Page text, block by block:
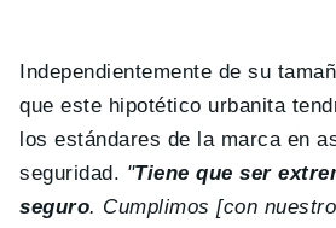
Independientemente de su
que este hipotético urbanita
los estándares de la marca en
seguridad. "Tiene que ser
seguro. Cumplimos [con